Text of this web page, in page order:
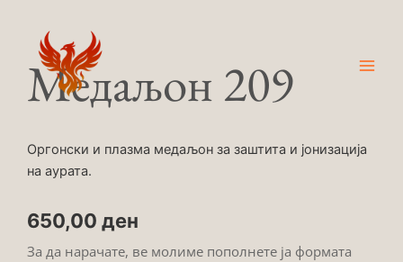
contentМедаљон 209
Оргонски и плазма медаљон за заштита и јонизација
на аурата.
650,00 ден
За да нарачате, ве молиме пополнете ја формата